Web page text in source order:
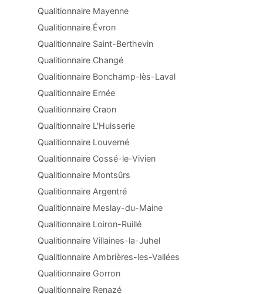
Qualitionnaire Mayenne
Qualitionnaire Évron
Qualitionnaire Saint-Berthevin
Qualitionnaire Changé
Qualitionnaire Bonchamp-lès-Laval
Qualitionnaire Ernée
Qualitionnaire Craon
Qualitionnaire L'Huisserie
Qualitionnaire Louverné
Qualitionnaire Cossé-le-Vivien
Qualitionnaire Montsûrs
Qualitionnaire Argentré
Qualitionnaire Meslay-du-Maine
Qualitionnaire Loiron-Ruillé
Qualitionnaire Villaines-la-Juhel
Qualitionnaire Ambrières-les-Vallées
Qualitionnaire Gorron
Qualitionnaire Renazé